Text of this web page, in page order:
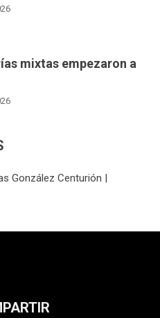
mixtas empezaron a
González Centurión |